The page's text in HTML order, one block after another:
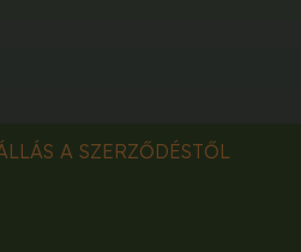
A SZERZŐDÉSTŐL